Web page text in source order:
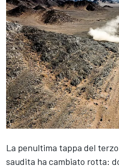
La penultima tappa del
saudita ha cambiato rotta: